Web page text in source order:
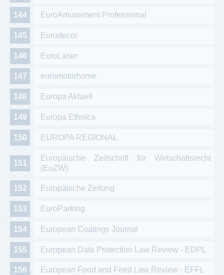
EuroAmusement Professional
Eurodecor
EuroLaser
euromotorhome
Europa Aktuell
Europa Ethnica
EUROPA REGIONAL
Europäische Zeitschrift für Wirtschaftsrecht
(EuZW)
Europäische Zeitung
EuroParking
European Coatings Journal
European Data Protection Law Review - EDPL
European Food and Feed Law Review - EFFL